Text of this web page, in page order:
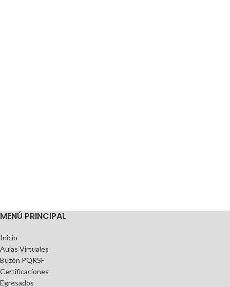
MENÚ PRINCIPAL
Inicio
Aulas Virtuales
Buzón PQRSF
Certificaciones
Egresados